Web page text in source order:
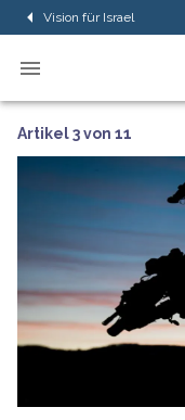
Vision für Israel
Artikel 3 von 11